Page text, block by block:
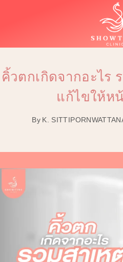
คิ้วตกเกิดจากอะไร
แก้ไขให้ห
By K.